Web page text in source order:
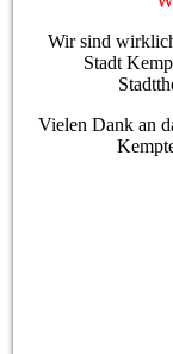
Wir sind
Stadt
Vielen Dank an